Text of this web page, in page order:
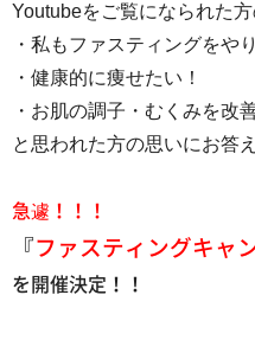
Youtubeをご覧になられた
・私もファスティングをや
・健康的に痩せたい！
・お肌の調子・むくみを改
と思われた方の思いにお答
急遽！！！
『ファスティングキャ
を開催決定！！